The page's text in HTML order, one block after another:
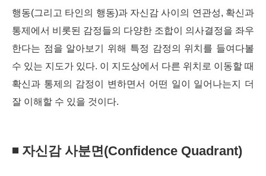
행동(그리고 타인의 행동)과 자신감 사이의 연관성, 확신과
통제에서 비롯된 감정들의 다양한 조합이 의사결정을 좌우
한다는 점을 알아보기 위해 특정 감정의 위치를 들여다볼
수 있는 지도가 있다. 이 지도상에서 다른 위치로 이동할 때
확신과 통제의 감정이
변하면서 어떤 일이 일어나는지 더
잘 이해할 수 있을 것이다.
◾ 자신감 사분면(Confidence Quadrant)